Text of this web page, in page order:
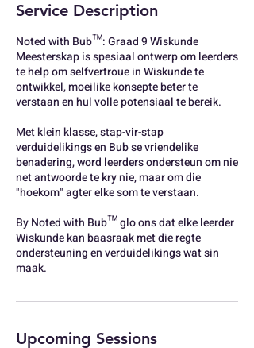
Service Description
Noted with Bub™: Graad 9 Wiskunde
Meesterskap is spesiaal ontwerp om leerders
te help om selfvertroue in Wiskunde te
ontwikkel, moeilike konsepte beter te
verstaan en hul volle potensiaal te bereik.
Met klein klasse, stap-vir-stap
verduidelikings en Bub se vriendelike
benadering, word leerders ondersteun om nie
net antwoorde te kry nie, maar om die
"hoekom" agter elke som te verstaan.
By Noted with Bub™ glo ons dat elke leerder
Wiskunde kan baasraak met die regte
ondersteuning en verduidelikings wat sin
maak.
Upcoming Sessions